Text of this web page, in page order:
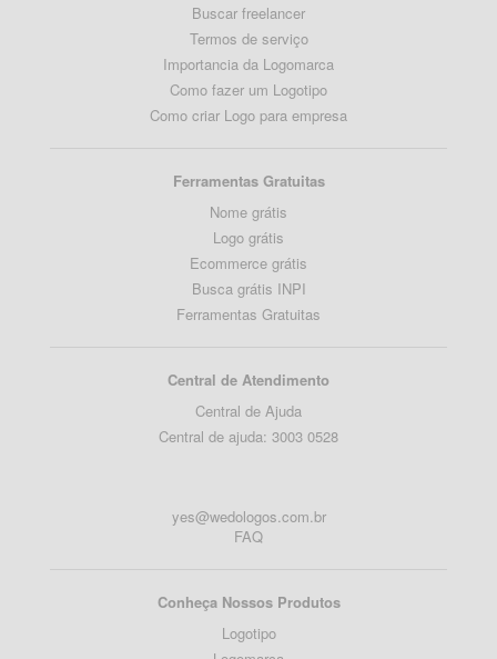
Buscar freelancer
Termos de serviço
Importancia da Logomarca
Como fazer um Logotipo
Como criar Logo para empresa
Ferramentas Gratuitas
Nome grátis
Logo grátis
Ecommerce grátis
Busca grátis INPI
Ferramentas Gratuitas
Central de Atendimento
Central de Ajuda
Central de ajuda: 3003 0528
yes@wedologos.com.br
FAQ
Conheça Nossos Produtos
Logotipo